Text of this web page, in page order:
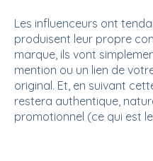
Les influenceurs ont
produisent leur propre
marque, ils vont
mention ou un lien de
original. Et, en suivant
restera authentique,
promotionnel (ce qui est